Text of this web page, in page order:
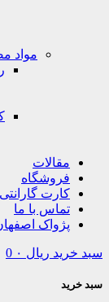
مواد
مقالات
فروشگاه
کارت گارانتی
تماس با ما
پژواک
سبد خرید ریال 0
سبد خرید